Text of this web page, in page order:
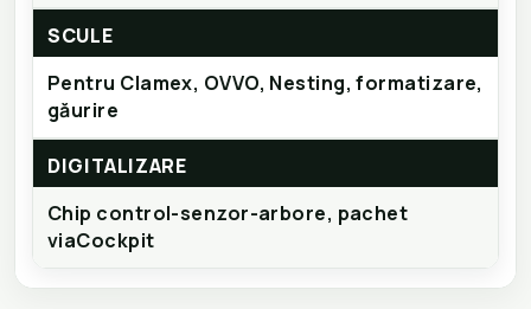
SCULE
Pentru Clamex, OVVO, Nesting, formatizare,
găurire
DIGITALIZARE
Chip control-senzor-arbore, pachet
viaCockpit